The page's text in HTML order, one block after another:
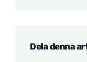
Dela denna